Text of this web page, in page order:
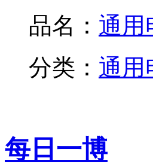
品名： 通用
分类： 通用
每日一博